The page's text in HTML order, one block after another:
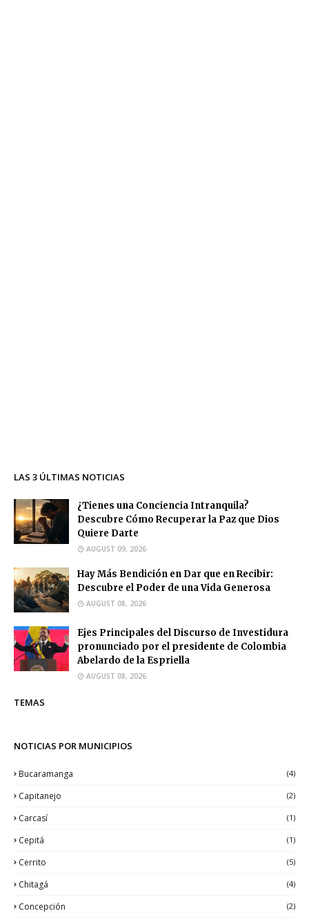
LAS 3 ÚLTIMAS NOTICIAS
¿Tienes una Conciencia Intranquila?
Descubre Cómo Recuperar la Paz que Dios
Quiere Darte
AUGUST 09, 2026
Hay Más Bendición en Dar que en Recibir:
Descubre el Poder de una Vida Generosa
AUGUST 08, 2026
Ejes Principales del Discurso de Investidura
pronunciado por el presidente de Colombia
Abelardo de la Espriella
AUGUST 08, 2026
TEMAS
NOTICIAS POR MUNICIPIOS
Bucaramanga (4)
Capitanejo (2)
Carcasí (1)
Cepitá (1)
Cerrito (5)
Chitagá (4)
Concepción (2)